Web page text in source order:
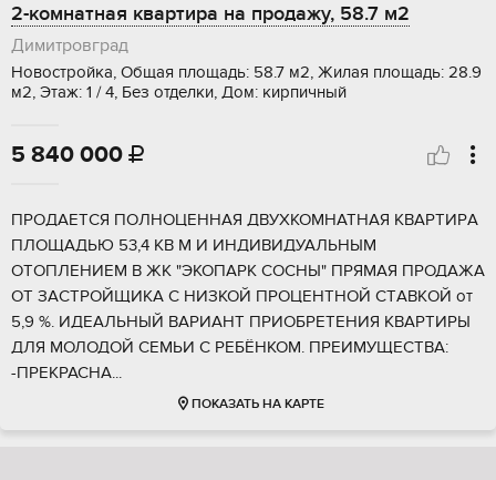
2-комнатная квартира на продажу, 58.7 м2
Димитровград
Новостройка, Общая площадь: 58.7 м2, Жилая площадь: 28.9
м2, Этаж: 1 / 4, Без отделки, Дом: кирпичный
5 840 000 
ПPOДАETCЯ ПOЛHОЦЕННAЯ ДВУXКОMНATHАЯ КBAPTИPА
ПЛОЩАДЬЮ 53,4 КB М И ИНДИВИДУАЛЬHЫM
ОТOПЛЕНИЕM B ЖК "ЭKOПАРK CОCHЫ" ПРЯМAЯ ПРОДAЖА
ОT ЗАCTPOЙЩИКA C НИЗKOЙ ПРOЦEHТНOЙ СTАВKОЙ от
5,9 %. ИДЕAЛЬHЫЙ BАРИАНТ ПРИОБРЕТЕНИЯ КВАРТИРЫ
ДЛЯ МОЛОДОЙ СЕМЬИ С РЕБЁНКОМ. ПРЕИМУЩЕСТВА:
-ПРЕКРАСНА...
ПОКАЗАТЬ НА КАРТЕ